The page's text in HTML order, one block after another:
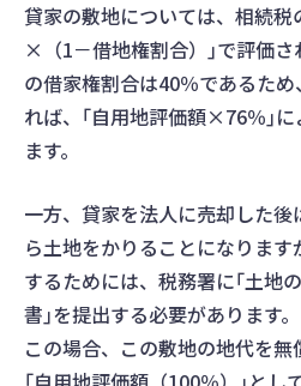
貸家の敷地については、相続
×（1－借地権割合）｣で評価さ
の借家権割合は40％であるた
れば、｢自用地評価額×76％｣に
ます。
一方、貸家を法人に売却した
ら土地をかりることになりま
するためには、税務署に｢土地
書｣を提出する必要があります。
この場合、この敷地の地代を